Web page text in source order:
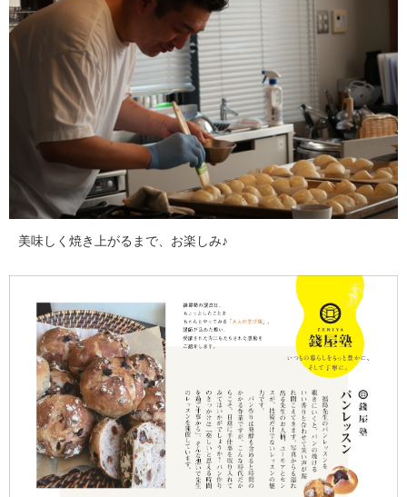
美味しく焼き上がるまで、お楽しみ♪